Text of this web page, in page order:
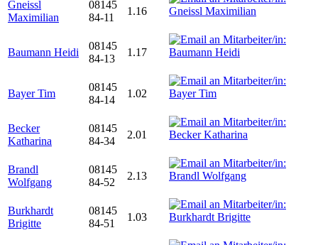
Gneissl
Maximilian
08145
84-11
1.16
Baumann Heidi
08145
84-13
1.17
Bayer Tim
08145
84-14
1.02
Becker
Katharina
08145
84-34
2.01
Brandl
Wolfgang
08145
84-52
2.13
Burkhardt
Brigitte
08145
84-51
1.03